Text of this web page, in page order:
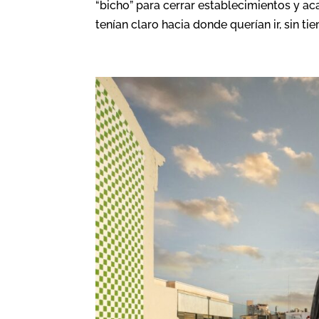
“bicho” para cerrar establecimientos y
tenían claro hacia donde querían ir, sin